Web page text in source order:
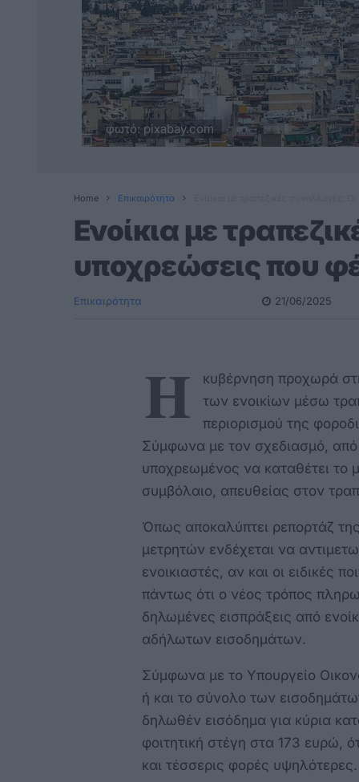
φωτό: pixabay.com
Home Επικαιρότητα
Ενοίκια με
υποχρεώσεις που
Επικαιρότητα 21/06/2025
Η
κυβέρνηση προχωρά
των ενοικίων μέσω
περιορισμού της
Σύμφωνα με τον σχεδιασμό,
υποχρεωμένος να καταθέτει το
συμβόλαιο, απευθείας στον
Όπως αποκαλύπτει ρεπορτάζ
μετρητών ενδέχεται να
ενοικιαστές, αν και οι ειδικές
πάντως ότι ο νέος τρόπος
δηλωμένες εισπράξεις από
αδήλωτων εισοδημάτων.
Σύμφωνα με το Υπουργείο
ή και το σύνολο των
δηλωθέν εισόδημα για κύρια
φοιτητική στέγη στα 173 ευρώ,
και τέσσερις φορές υψηλότερες.